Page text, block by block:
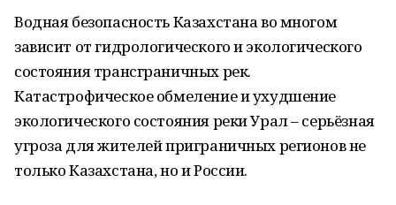
Водная безопасность Казахстана во многом
зависит от гидрологического и экологического
состояния трансграничных рек.
Катастрофическое обмеление и ухудшение
экологического состояния реки Урал – серьёзная
угроза для жителей приграничных регионов не
только Казахстана, но и России.